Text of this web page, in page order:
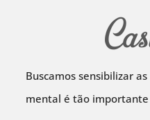
Buscamos sensibilizar
mental é tão